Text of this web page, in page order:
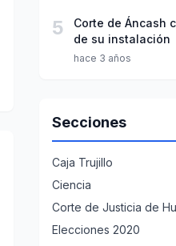
5
Corte de Áncash
de su instalación
hace 3 años
Secciones
Caja Trujillo
Ciencia
Corte de Justicia de
Elecciones 2020